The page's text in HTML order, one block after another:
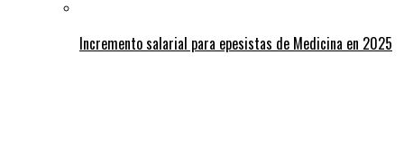
Incremento salarial para epesistas de Medicina en 2025